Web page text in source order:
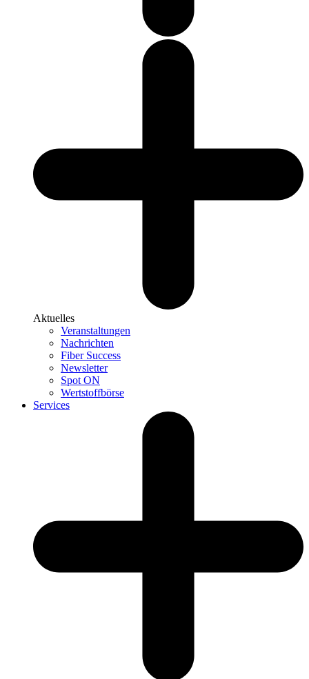
Aktuelles
Veranstaltungen
Nachrichten
Fiber Success
Newsletter
Spot ON
Wertstoffbörse
Services